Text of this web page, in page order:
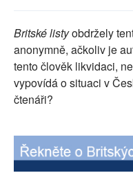
PŘÍSPĚVKY NA PROVOZ
SOCIÁLNÍ SÍTĚ
PLNÁ VERZE STRÁNEK
Britské listyobdržely
anonymně, ačkoliv je
tento člověk likvidaci,
vypovídá o situaci v
čtenáři?